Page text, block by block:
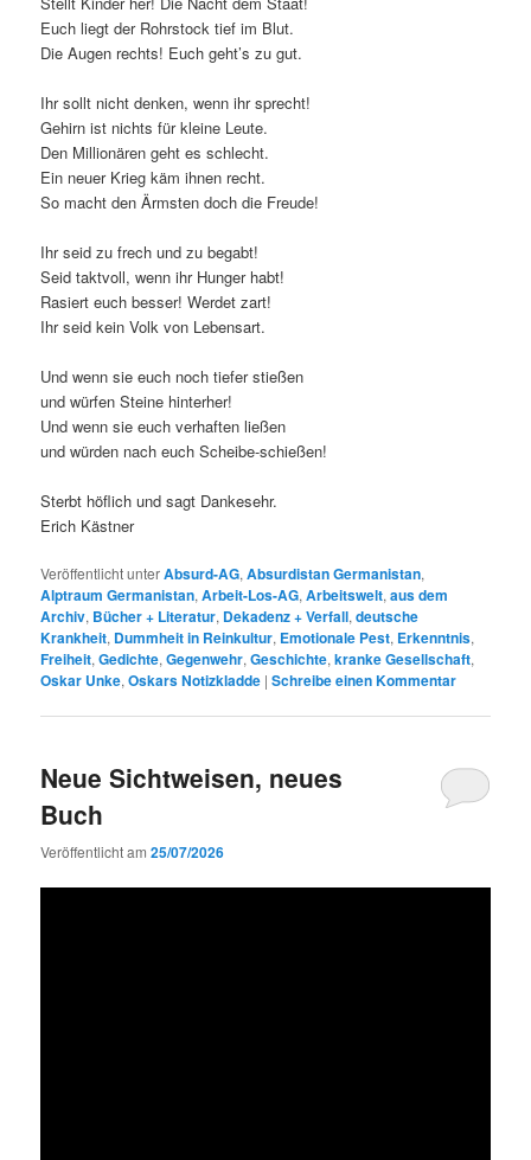
Euch liegt der Rohrstock tief im Blut.
Die Augen rechts! Euch geht’s zu gut.
Ihr sollt nicht denken, wenn ihr sprecht!
Gehirn ist nichts für kleine Leute.
Den Millionären geht es schlecht.
Ein neuer Krieg käm ihnen recht.
So macht den Ärmsten doch die Freude!
Ihr seid zu frech und zu begabt!
Seid taktvoll, wenn ihr Hunger habt!
Rasiert euch besser! Werdet zart!
Ihr seid kein Volk von Lebensart.
Und wenn sie euch noch tiefer stießen
und würfen Steine hinterher!
Und wenn sie euch verhaften ließen
und würden nach euch Scheibe-schießen!
Sterbt höflich und sagt Dankesehr.
Erich Kästner
Veröffentlicht unterAbsurd-AG,Absurdistan Germanistan,
Alptraum Germanistan,Arbeit-Los-AG,Arbeitswelt,aus dem
Archiv, Bücher + Literatur, Dekadenz + Verfall,deutsche
Krankheit, Dummheit in Reinkultur, Emotionale Pest, Erkenntnis,
Freiheit,Gedichte,Gegenwehr,Geschichte,kranke Gesellschaft,
Oskar Unke,Oskars Notizkladde |Schreibe einen Kommentar
Neue Sichtweisen, neues
Buch
Veröffentlicht am25/07/2026